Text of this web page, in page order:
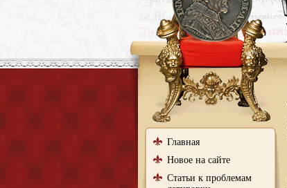
Главная
Новое на сайте
Статьи к проблемам